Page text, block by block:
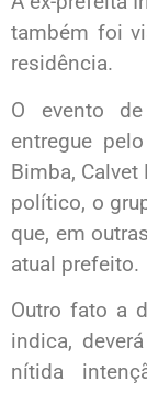
também foi
residência.
O evento
entregue
Bimba,
político, o
que, em
atual prefeito.
Outro fato a
indica,
nítida